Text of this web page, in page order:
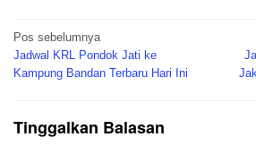
Navigasi
pos
Pos sebelumnya
Jadwal KRL Pondok Jati ke
Kampung Bandan Terbaru Hari Ini
Tinggalkan Balasan